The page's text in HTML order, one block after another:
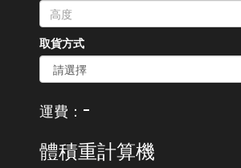
取貨方式
運費： -
體積重計算機